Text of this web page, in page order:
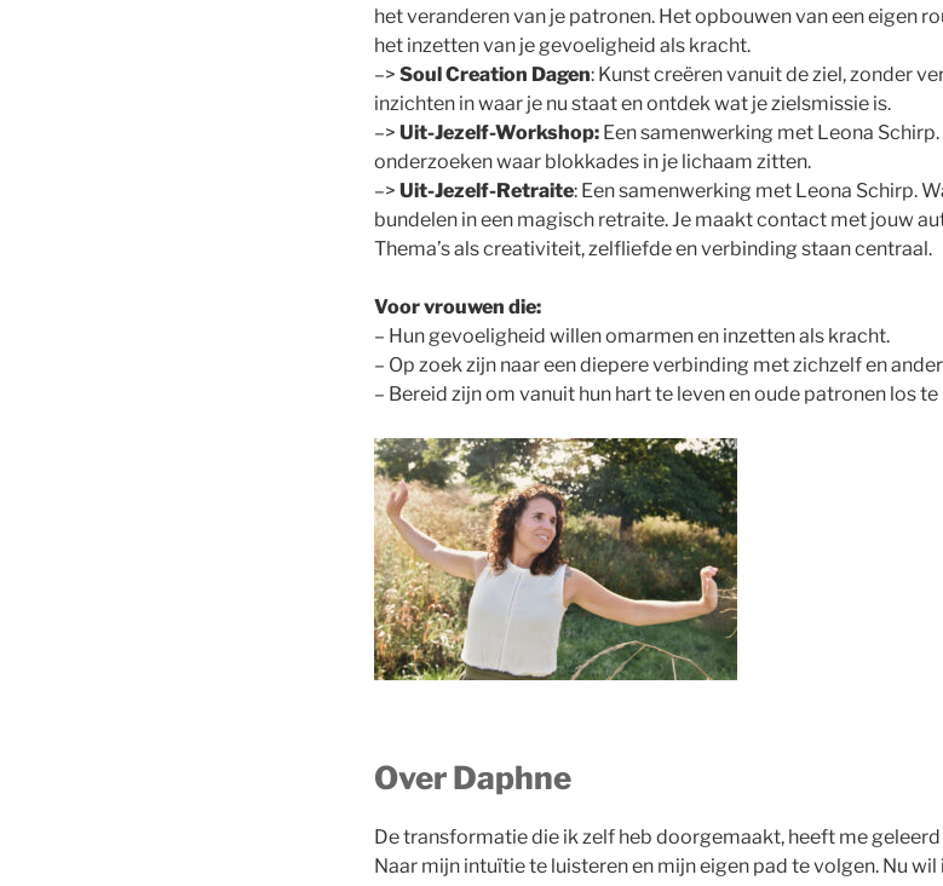
het veranderen van je patronen. Het opbouwen van een eigen
het inzetten van je gevoeligheid als kracht.
–>Soul Creation Dagen: Kunst creëren vanuit de ziel, zonder
inzichten in waar je nu staat en ontdek wat je zielsmissie is.
–>Uit-Jezelf-Workshop: Een samenwerking met Leona
onderzoeken waar blokkades in je lichaam zitten.
–>Uit-Jezelf-Retraite: Een samenwerking met Leona Schirp.
bundelen in een magisch retraite. Je maakt contact met jouw
Thema’s als creativiteit, zelfliefde en verbinding staan centraal.
Voor vrouwen die:
– Hun gevoeligheid willen omarmen en inzetten als kracht.
– Op zoek zijn naar een diepere verbinding met zichzelf en
– Bereid zijn om vanuit hun hart te leven en oude patronen los te
Over Daphne
De transformatie die ik zelf heb doorgemaakt, heeft me
Naar mijn intuïtie te luisteren en mijn eigen pad te volgen. Nu